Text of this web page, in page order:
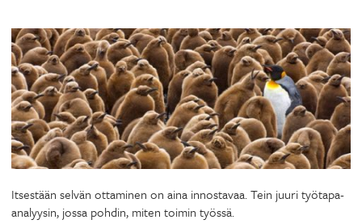
Itsestään selvän ottaminen on aina innostavaa. Tein juuri työtapa-
analyysin, jossa pohdin, miten toimin työssä.